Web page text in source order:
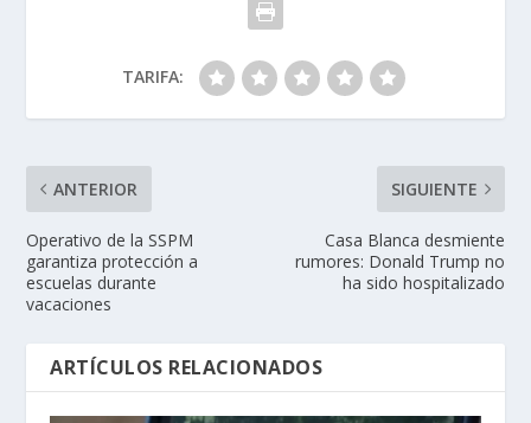
TARIFA:
ANTERIOR
Operativo de la SSPM
garantiza protección a
escuelas durante
vacaciones
SIGUIENTE
Casa Blanca desmiente
rumores: Donald Trump no
ha sido hospitalizado
ARTÍCULOS RELACIONADOS